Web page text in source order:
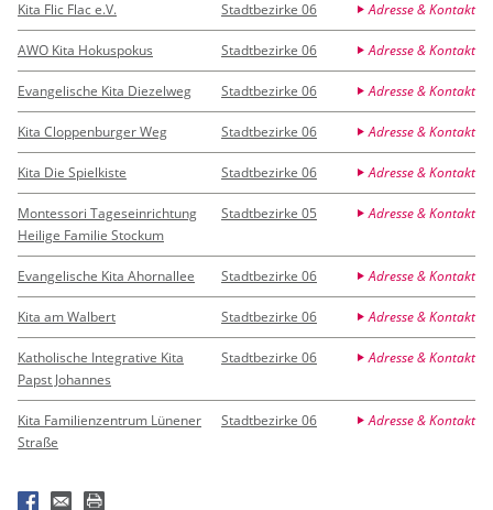
Kita Flic Flac e.V. Stadtbezirke 06 Adresse & Kontakt
AWO Kita Hokuspokus Stadtbezirke 06 Adresse & Kontakt
Evangelische Kita Diezelweg Stadtbezirke 06 Adresse & Kontakt
Kita Cloppenburger Weg Stadtbezirke 06 Adresse & Kontakt
Kita Die Spielkiste Stadtbezirke 06 Adresse & Kontakt
Montessori Tageseinrichtung
Heilige Familie Stockum
Stadtbezirke 05 Adresse & Kontakt
Evangelische Kita Ahornallee Stadtbezirke 06 Adresse & Kontakt
Kita am Walbert Stadtbezirke 06 Adresse & Kontakt
Katholische Integrative Kita
Papst Johannes
Stadtbezirke 06 Adresse & Kontakt
Kita Familienzentrum Lünener
Straße
Stadtbezirke 06 Adresse & Kontakt